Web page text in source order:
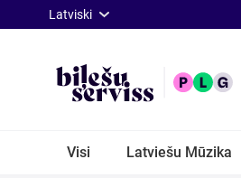
Latviski
Visi Latviešu Mūzika